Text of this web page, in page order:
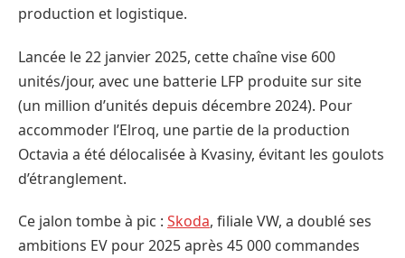
production et logistique.
Lancée le 22 janvier 2025, cette chaîne vise 600
unités/jour, avec une batterie LFP produite sur site
(un million d’unités depuis décembre 2024). Pour
accommoder l’Elroq, une partie de la production
Octavia a été délocalisée à Kvasiny, évitant les goulots
d’étranglement.
Ce jalon tombe à pic : Skoda, filiale VW, a doublé ses
ambitions EV pour 2025 après 45 000 commandes